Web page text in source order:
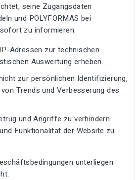
seine Zugangsdaten
und POLYFORMAS bei
zu informieren.
Adressen zur technischen
Auswertung erheben.
zur persönlichen Identifizierung,
Trends und Verbesserung des
und Angriffe zu verhindern
Funktionalität der Website zu
unterliegen